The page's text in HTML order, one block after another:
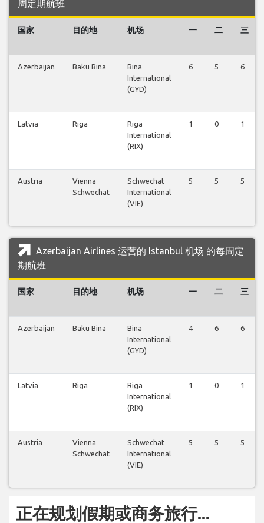
周定期航班
国家 目的地 机场 一 二 三
Azerbaijan Baku Bina
Bina
International
(GYD)
6 5 6
Latvia Riga
Riga
International
(RIX)
1 0 1
Austria
Vienna
Schwechat
Schwechat
International
(VIE)
5 5 5
Azerbaijan Airlines 运营的 Istanbul 机场 的每周定
期航班
国家 目的地 机场 一 二 三
Azerbaijan Baku Bina
Bina
International
(GYD)
4 6 6
Latvia Riga
Riga
International
(RIX)
1 0 1
Austria
Vienna
Schwechat
Schwechat
International
(VIE)
5 5 5
正在规划假期或商务旅行...